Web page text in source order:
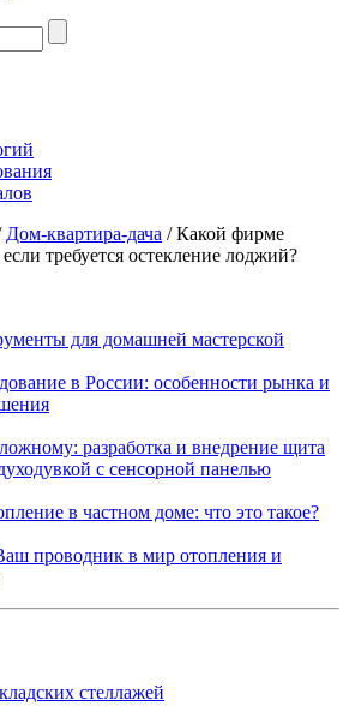
Дом-квартира-дача /Какой фирме
требуется остекление лоджий?
для домашней мастерской
в России: особенности рынка и
разработка и внедрение щита
с сенсорной панелью
в частном доме: что это такое?
проводник в мир отопления и
стеллажей